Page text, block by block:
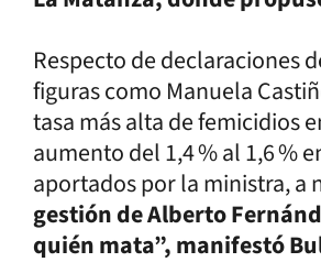
Respecto de declaraciones
figuras como Manuela
tasa más alta de femicidios
aumento del 1,4 % al 1,6 %
aportados por la ministra, a
gestión de Alberto
quién mata”, manifestó